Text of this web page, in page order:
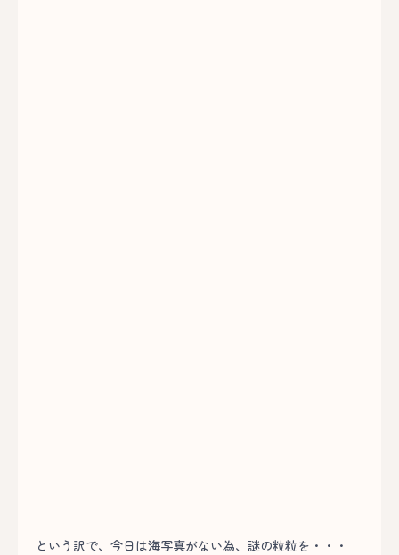
という訳で、今日は海写真がない為、謎の粒粒を・・・